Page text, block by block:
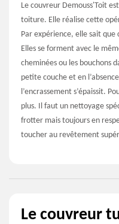
Le couvreur Demouss'Toit
toiture. Elle réalise cette
Par expérience, elle sait que
Elles se forment avec le
cheminées ou les bouchons
petite couche et en
l’encrassement s’épaissit.
plus. Il faut un nettoyage
frotter mais toujours en
toucher au revêtement
Le couvreur